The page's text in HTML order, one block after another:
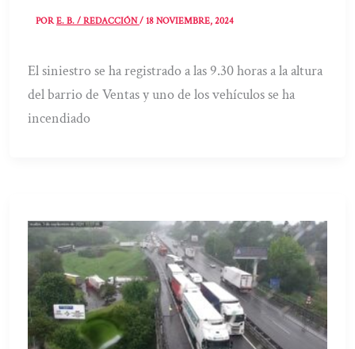
PORE. B. / REDACCIÓN/18 NOVIEMBRE, 2024
El siniestro se ha registrado a las 9.30 horas a la altura
del barrio de Ventas y uno de los vehículos se ha
incendiado